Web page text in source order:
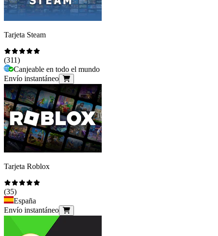
Tarjeta Steam
(311)
Canjeable en todo el mundo
Envío instantáneo
Tarjeta Roblox
(35)
España
Envío instantáneo